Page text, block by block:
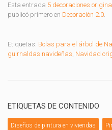
Esta entrada 5 decoraciones
publicó primero en Decoración 2.0
Etiquetas: Bolas para el árbol de
guirnaldas navideñas Navidad
ETIQUETAS DE CONTENIDO
Diseños de pintura en viviendas